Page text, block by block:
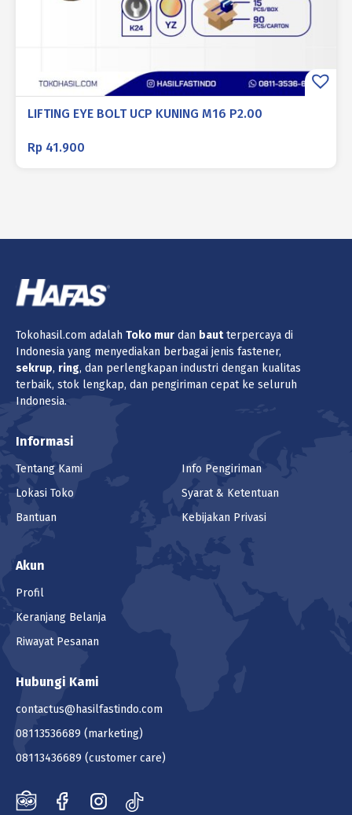
LIFTING EYE BOLT UCP KUNING M16 P2.00
Rp 41.900
Tokohasil.com adalah Toko mur dan bautterpercaya di
Indonesia yang menyediakan berbagai jenis fastener,
sekrup, ring, dan perlengkapan industri dengan kualitas
terbaik, stok lengkap, dan pengiriman cepat ke seluruh
Indonesia.
Informasi
Tentang Kami
Lokasi Toko
Bantuan
Info Pengiriman
Syarat & Ketentuan
Kebijakan Privasi
Akun
Profil
Keranjang Belanja
Riwayat Pesanan
Hubungi Kami
contactus@hasilfastindo.com
08113536689 (marketing)
08113436689 (customer care)